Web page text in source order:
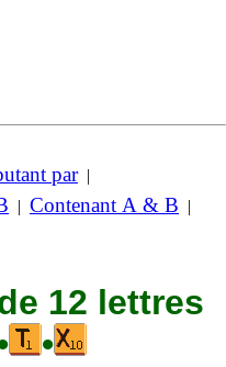
par|
| Contenant A & B |
12 lettres
•